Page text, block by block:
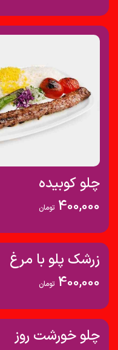
چلو کوبیده
400,000 تومان
زرشک پلو با مرغ
400,000 تومان
چلو خورشت روز